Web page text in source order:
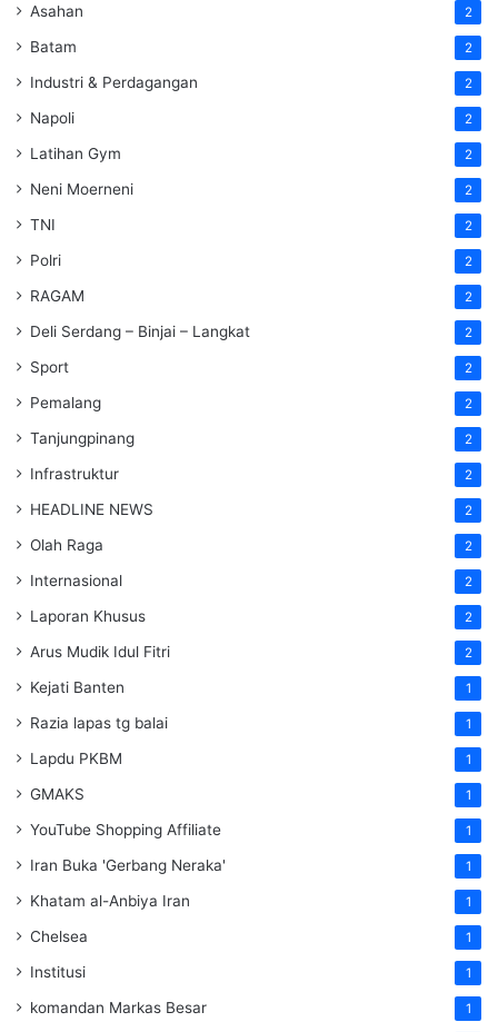
Asahan 2
Batam 2
Industri & Perdagangan 2
Napoli 2
Latihan Gym 2
Neni Moerneni 2
TNI 2
Polri 2
RAGAM 2
Deli Serdang – Binjai – Langkat 2
Sport 2
Pemalang 2
Tanjungpinang 2
Infrastruktur 2
HEADLINE NEWS 2
Olah Raga 2
Internasional 2
Laporan Khusus 2
Arus Mudik Idul Fitri 2
Kejati Banten 1
Razia lapas tg balai 1
Lapdu PKBM 1
GMAKS 1
YouTube Shopping Affiliate 1
Iran Buka 'Gerbang Neraka' 1
Khatam al-Anbiya Iran 1
Chelsea 1
Institusi 1
komandan Markas Besar 1